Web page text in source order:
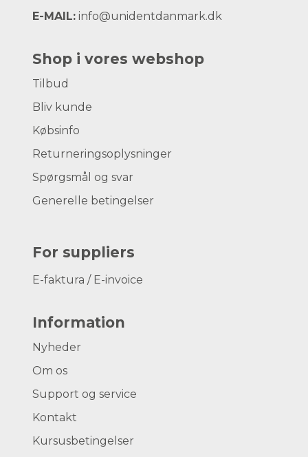
E-MAIL: info@unidentdanmark.dk
Shop i vores webshop
Tilbud
Bliv kunde
Købsinfo
Returneringsoplysninger
Spørgsmål og svar
Generelle betingelser
For suppliers
E-faktura / E-invoice
Information
Nyheder
Om os
Support og service
Kontakt
Kursusbetingelser